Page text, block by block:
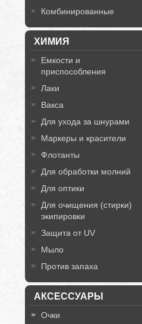
Комбинированные
ХИМИЯ
Емкости и
приспособления
Лаки
Вакса
Для ухода за шнурами
Маркеры и красители
Флотанты
Для обработки молний
Для оптики
Для очищения (стирки)
экипировки
Защита от UV
Мыло
Против запаха
АКСЕССУАРЫ
Очки